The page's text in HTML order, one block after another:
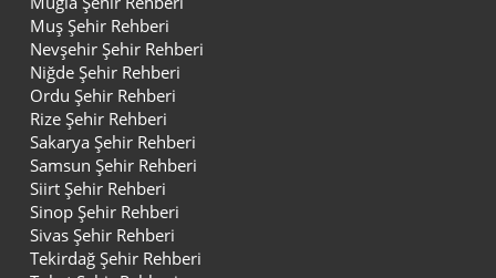
Muş Şehir Rehberi
Nevşehir Şehir Rehberi
Niğde Şehir Rehberi
Ordu Şehir Rehberi
Rize Şehir Rehberi
Sakarya Şehir Rehberi
Samsun Şehir Rehberi
Siirt Şehir Rehberi
Sinop Şehir Rehberi
Sivas Şehir Rehberi
Tekirdağ Şehir Rehberi